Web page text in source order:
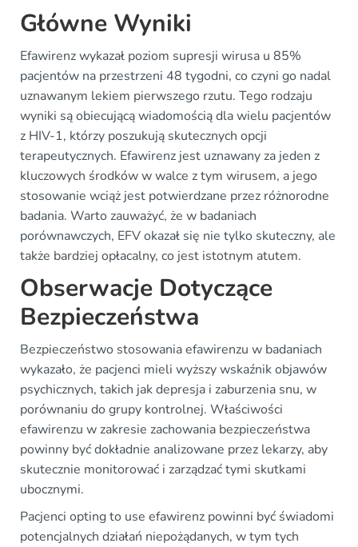
Główne Wyniki
Efawirenz wykazał poziom supresji wirusa u 85%
pacjentów na przestrzeni 48 tygodni, co czyni go nadal
uznawanym lekiem pierwszego rzutu. Tego rodzaju
wyniki są obiecującą wiadomością dla wielu pacjentów
z HIV-1, którzy poszukują skutecznych opcji
terapeutycznych. Efawirenz jest uznawany za jeden z
kluczowych środków w walce z tym wirusem, a jego
stosowanie wciąż jest potwierdzane przez różnorodne
badania. Warto zauważyć, że w badaniach
porównawczych, EFV okazał się nie tylko skuteczny, ale
także bardziej opłacalny, co jest istotnym atutem.
Obserwacje Dotyczące
Bezpieczeństwa
Bezpieczeństwo stosowania efawirenzu w badaniach
wykazało, że pacjenci mieli wyższy wskaźnik objawów
psychicznych, takich jak depresja i zaburzenia snu, w
porównaniu do grupy kontrolnej. Właściwości
efawirenzu w zakresie zachowania bezpieczeństwa
powinny być dokładnie analizowane przez lekarzy, aby
skutecznie monitorować i zarządzać tymi skutkami
ubocznymi.
Pacjenci opting to use efawirenz powinni być świadomi
potencjalnych działań niepożądanych, w tym tych